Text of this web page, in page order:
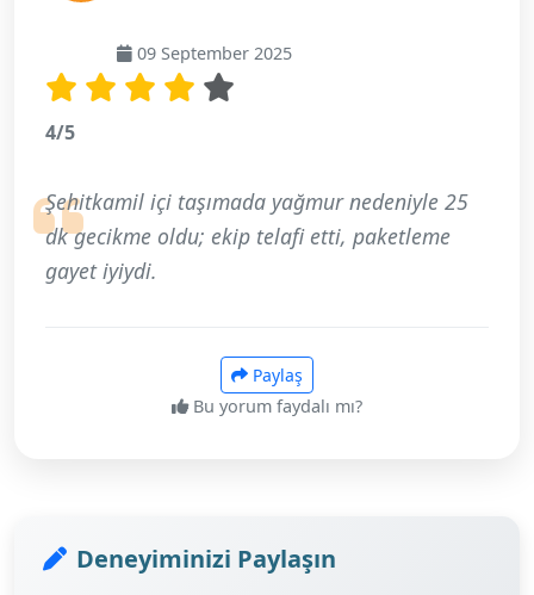
09 September 2025
4/5
Şehitkamil içi taşımada yağmur nedeniyle 25
dk gecikme oldu; ekip telafi etti, paketleme
gayet iyiydi.
Paylaş
Bu yorum faydalı mı?
Deneyiminizi Paylaşın